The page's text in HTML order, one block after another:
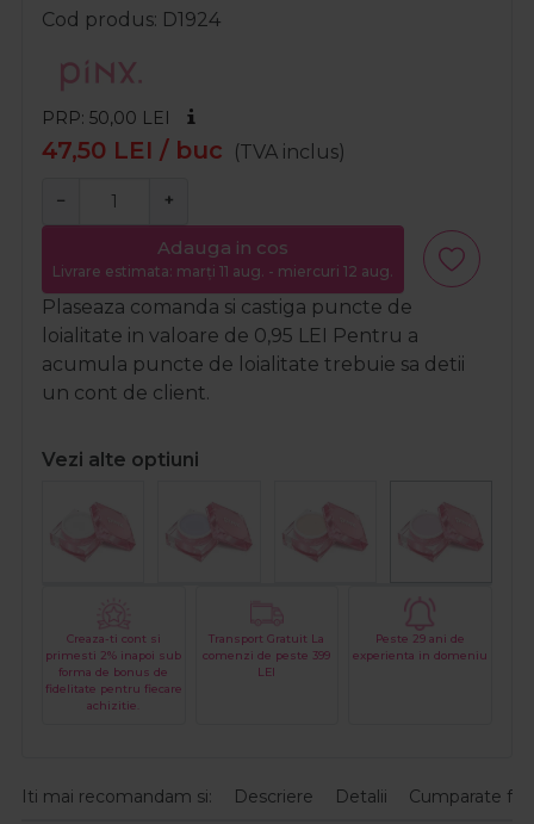
Cod produs D1924
PRP: 50,00 LEI
47,50 LEI / buc (TVA inclus)
− +
Adauga in cos
Livrare estimata: marți 11 aug. - miercuri 12 aug.
Plaseaza comanda si castiga puncte de
loialitate in valoare de 0,95 LEI Pentru a
acumula puncte de loialitate trebuie sa detii
un cont de client.
Vezi alte optiuni
Creaza-ti cont si
primesti 2% inapoi sub
forma de bonus de
fidelitate pentru fiecare
achizitie.
Transport Gratuit La
comenzi de peste 399
LEI
Peste 29 ani de
experienta in domeniu
Iti mai recomandam si: Descriere Detalii Cumparate